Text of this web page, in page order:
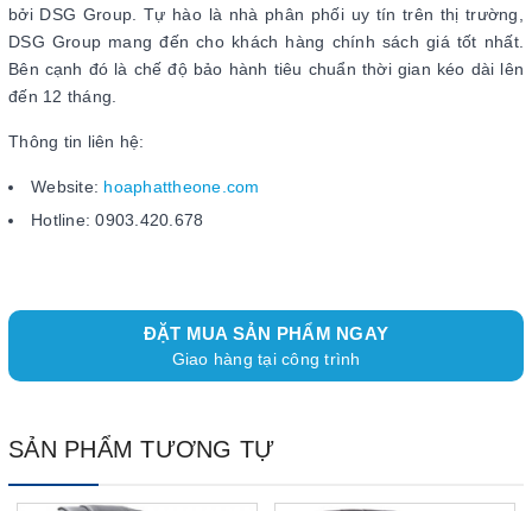
bởi DSG Group. Tự hào là nhà phân phối uy tín trên thị trường,
DSG Group mang đến cho khách hàng chính sách giá tốt nhất.
Bên cạnh đó là chế độ bảo hành tiêu chuẩn thời gian kéo dài lên
đến 12 tháng.
Thông tin liên hệ:
Website: hoaphattheone.com
Hotline: 0903.420.678
ĐẶT MUA SẢN PHẨM NGAY
Giao hàng tại công trình
SẢN PHẨM TƯƠNG TỰ